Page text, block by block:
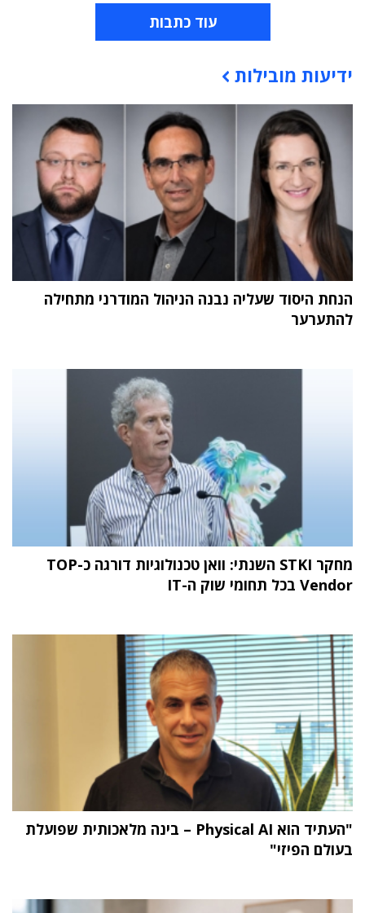
עוד כתבות
תוכן פרסומי
ידיעות מובילות
הנחת היסוד שעליה נבנה הניהול המודרני מתחילה
להתערער
מחקר STKI השנתי: וואן טכנולוגיות דורגה כ-TOP
Vendor בכל תחומי שוק ה-IT
"העתיד הוא Physical AI – בינה מלאכותית שפועלת
בעולם הפיזי"